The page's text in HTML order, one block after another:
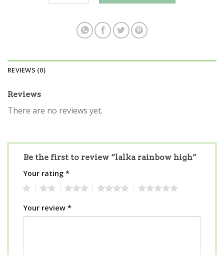
REVIEWS (0)
Reviews
There are no reviews yet.
Be the first to review “lalka rainbow high”
Your rating *
Your review *